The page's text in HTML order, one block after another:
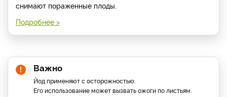
снимают пораженные плоды.
Подробнее >
Важно
Йод применяют с осторожностью.
Его использование может вызвать ожоги по листьям.